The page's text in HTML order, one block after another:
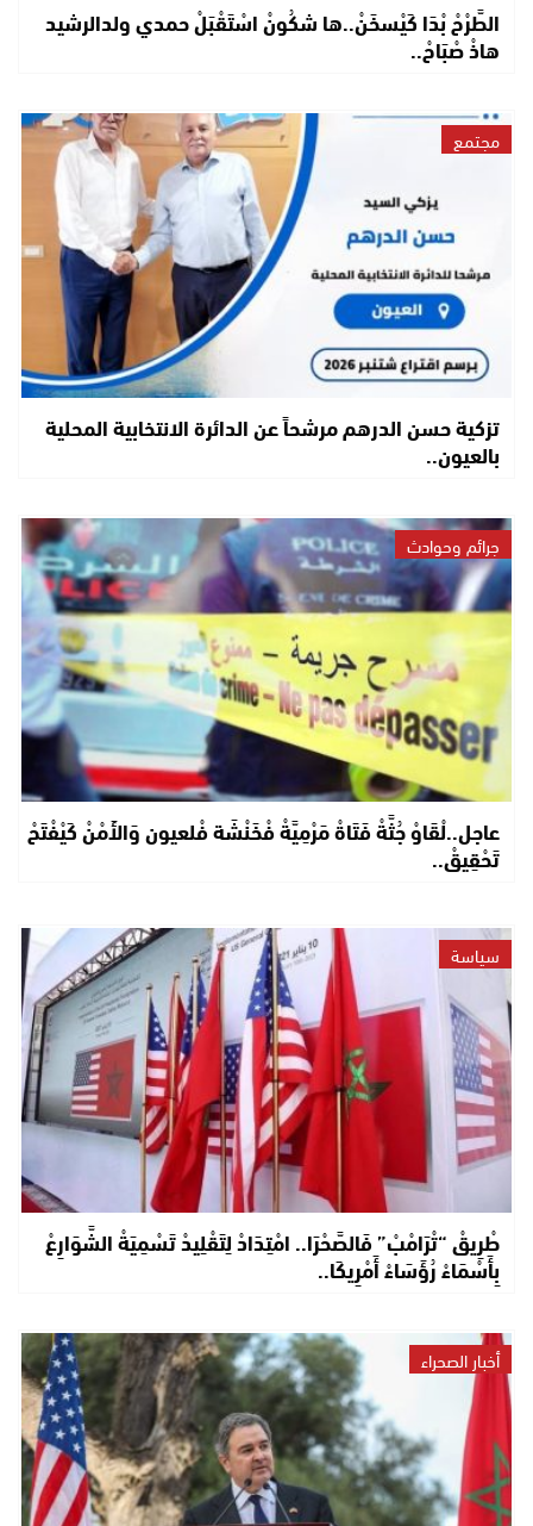
الطَّرْحْ بْدَا كَيْسخَنْ..ها شكُونْ اسْتَقْبَلْ حمدي ولدالرشيد
هاذْ صْبَاحْ..
مجتمع
تزكية حسن الدرهم مرشحاً عن الدائرة الانتخابية المحلية
بالعيون..
جرائم وحوادث
عاجل..لْقَاوْ جُثَّةْ فَتَاةْ مَرْمِيَّةْ فْخَنْشَة فْلعيون وَالأَمْنْ كَيْفْتَحْ
تَحْقِيقْ..
سياسة
طْرِيقْ “تْرَامْبْ” فَالصَّحْرَا.. امْتِدَادْ لِتَقْلِيدْ تَسْمِيَةْ الشَّوَارِعْ
بِأَسْمَاءْ رُؤَسَاءْ أَمْرِيكَا..
أخبار الصحراء